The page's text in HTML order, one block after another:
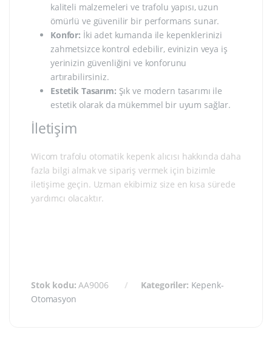
kaliteli malzemeleri ve trafolu yapısı, uzun
ömürlü ve güvenilir bir performans sunar.
Konfor: İki adet kumanda ile kepenklerinizi
zahmetsizce kontrol edebilir, evinizin veya iş
yerinizin güvenliğini ve konforunu
artırabilirsiniz.
Estetik Tasarım: Şık ve modern tasarımı ile
estetik olarak da mükemmel bir uyum sağlar.
İletişim
Wicom trafolu otomatik kepenk alıcısı hakkında daha
fazla bilgi almak ve sipariş vermek için bizimle
iletişime geçin. Uzman ekibimiz size en kısa sürede
yardımcı olacaktır.
Stok kodu:AA9006 Kategoriler: Kepenk-
Otomasyon